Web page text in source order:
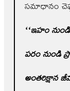
సమాధానం
‘‘ఇహం
పరం నుండి
అంతరిక్షాన